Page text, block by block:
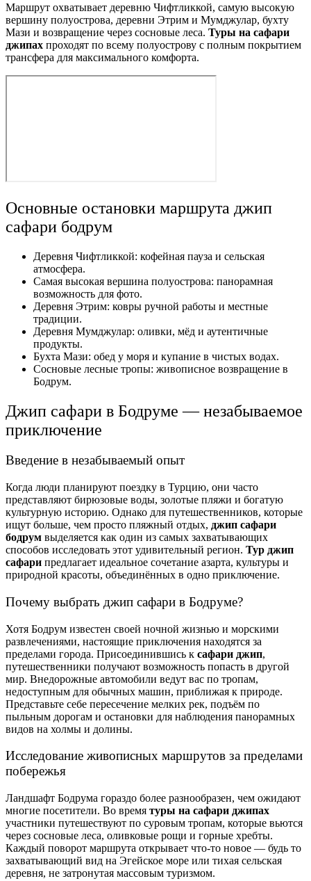
Маршрут охватывает деревню Чифтликкой, самую высокую
вершину полуострова, деревни Этрим и Мумджулар, бухту
Мази и возвращение через сосновые леса. Туры на сафари
джипах проходят по всему полуострову с полным покрытием
трансфера для максимального комфорта.
Основные остановки маршрута джип
сафари бодрум
Деревня Чифтликкой: кофейная пауза и сельская
атмосфера.
Самая высокая вершина полуострова: панорамная
возможность для фото.
Деревня Этрим: ковры ручной работы и местные
традиции.
Деревня Мумджулар: оливки, мёд и аутентичные
продукты.
Бухта Мази: обед у моря и купание в чистых водах.
Сосновые лесные тропы: живописное возвращение в
Бодрум.
Джип сафари в Бодруме — незабываемое
приключение
Введение в незабываемый опыт
Когда люди планируют поездку в Турцию, они часто
представляют бирюзовые воды, золотые пляжи и богатую
культурную историю. Однако для путешественников, которые
ищут больше, чем просто пляжный отдых, джип сафари
бодрум выделяется как один из самых захватывающих
способов исследовать этот удивительный регион. Тур джип
сафари предлагает идеальное сочетание азарта, культуры и
природной красоты, объединённых в одно приключение.
Почему выбрать джип сафари в Бодруме?
Хотя Бодрум известен своей ночной жизнью и морскими
развлечениями, настоящие приключения находятся за
пределами города. Присоединившись к сафари джип,
путешественники получают возможность попасть в другой
мир. Внедорожные автомобили ведут вас по тропам,
недоступным для обычных машин, приближая к природе.
Представьте себе пересечение мелких рек, подъём по
пыльным дорогам и остановки для наблюдения панорамных
видов на холмы и долины.
Исследование живописных маршрутов за пределами
побережья
Ландшафт Бодрума гораздо более разнообразен, чем ожидают
многие посетители. Во время туры на сафари джипах
участники путешествуют по суровым тропам, которые вьются
через сосновые леса, оливковые рощи и горные хребты.
Каждый поворот маршрута открывает что‑то новое — будь то
захватывающий вид на Эгейское море или тихая сельская
деревня, не затронутая массовым туризмом.